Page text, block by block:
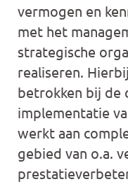
vermogen en
met het
strategische
realiseren.
betrokken bij de
implementatie
werkt aan
gebied van o.a.